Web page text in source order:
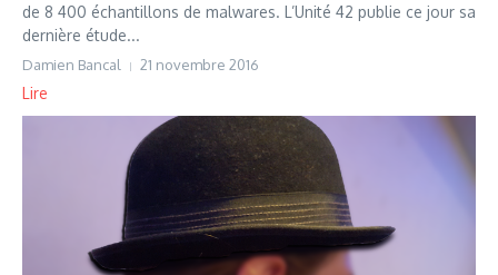
de 8 400 échantillons de malwares. L’Unité 42 publie ce jour sa
dernière étude...
Damien Bancal 21 novembre 2016
Lire